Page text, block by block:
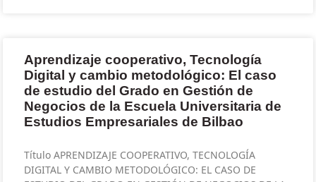
Aprendizaje cooperativo, Tecnología
Digital y cambio metodológico: El caso
de estudio del Grado en Gestión de
Negocios de la Escuela Universitaria de
Estudios Empresariales de Bilbao
Título APRENDIZAJE COOPERATIVO, TECNOLOGÍA
DIGITAL Y CAMBIO METODOLÓGICO: EL CASO DE